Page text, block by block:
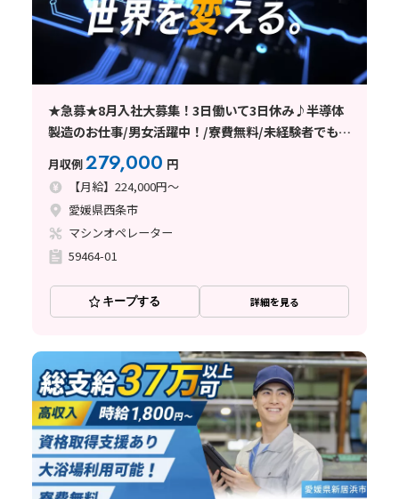
★急募★8月入社大募集！3日働いて3日休み♪半導体
製造のお仕事/男女活躍中！/寮費無料/未経験者でも安
心の丁寧な指導/西条市
月収例279,000 円
【月給】224,000円～
愛媛県西条市
マシンオペレーター
59464-01
キープする 詳細を見る